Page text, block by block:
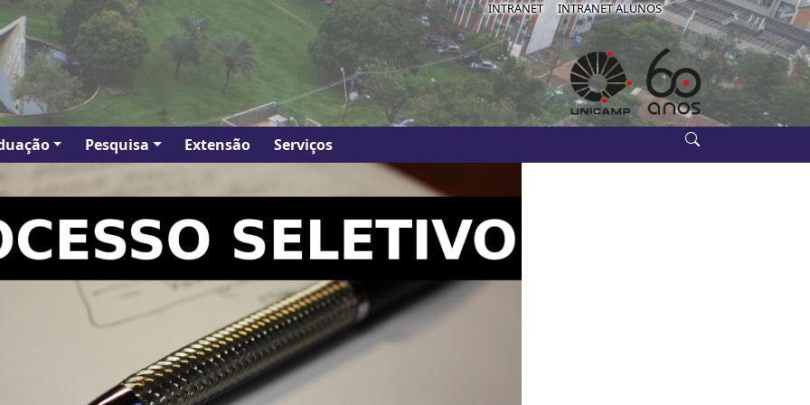
IB-
INTRANET INTRANET ALUNOS
Pesquisa Extensão Serviços